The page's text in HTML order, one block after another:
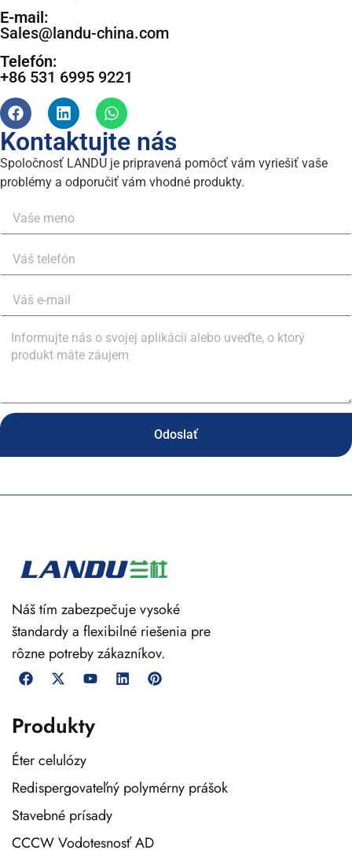
E-mail:
Sales@landu-china.com
Telefón:
+86 531 6995 9221
Kontaktujte nás
Spoločnosť LANDU je pripravená pomôcť vám vyriešiť vaše
problémy a odporučiť vám vhodné produkty.
Odoslať
Náš tím zabezpečuje vysoké
štandardy a flexibilné riešenia pre
rôzne potreby zákazníkov.
Produkty
Éter celulózy
Redispergovateľný polymérny prášok
Stavebné prísady
CCCW Vodotesnosť AD